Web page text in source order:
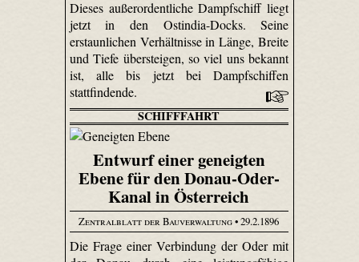
Dieses außerordentliche Dampfschiff liegt
jetzt in den Ostindia-Docks. Seine
erstaunlichen Verhältnisse in Länge, Breite
und Tiefe übersteigen, so viel uns bekannt
ist, alle bis jetzt bei Dampfschiffen
stattfindende.
SCHIFFFAHRT
Entwurf einer geneigten
Ebene für den Donau-Oder-
Kanal in Österreich
Zentralblatt der Bauverwaltung• 29.2.1896
Die Frage einer Verbindung der Oder mit